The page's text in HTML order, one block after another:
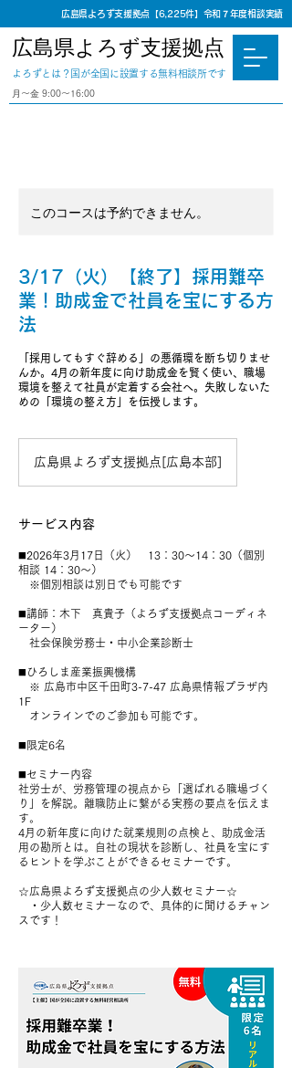
広島県よろず支援拠点【6,225件】令和７年度相談実績
広島県よろず支援拠点
​よろずとは？国が全国に設置する無料相談所です
⽉〜⾦ 9:00〜16:00
このコースは予約できません。
3/17（火）【終了】採用難卒
業！助成金で社員を宝にする方
法
「採用してもすぐ辞める」の悪循環を断ち切りませ
んか。4月の新年度に向け助成金を賢く使い、職場
環境を整えて社員が定着する会社へ。失敗しないた
めの「環境の整え方」を伝授します。
広島県よろず支援拠点[広島本部]
サービス内容
◼️2026年3月17日（火） 13：30〜14：30（個別
相談 14：30〜）
※個別相談は別日でも可能です
◼️講師：木下 真貴子（よろず支援拠点コーディネ
ーター）
社会保険労務士・中小企業診断士
◼️ひろしま産業振興機構
※ 広島市中区千田町3-7-47 広島県情報プラザ内
1F
オンラインでのご参加も可能です。
◼️限定6名
◼️セミナー内容
社労士が、労務管理の視点から「選ばれる職場づく
り」を解説。離職防止に繋がる実務の要点を伝えま
す。
4月の新年度に向けた就業規則の点検と、助成金活
用の勘所とは。自社の現状を診断し、社員を宝にす
るヒントを学ぶことができるセミナーです。
☆広島県よろず支援拠点の少人数セミナー☆
・少人数セミナーなので、具体的に聞けるチャン